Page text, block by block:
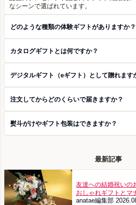
なシーンで選ばれています。
どのような種類の体験ギフトがありますか？
カタログギフトとは何ですか？
デジタルギフト（eギフト）として贈れます
注文してからどのくらいで届きますか？
熨斗がけやギフト包装はできますか？
最新記事
友達への結婚祝いの
おしゃれギフトとマ
anatae編集部